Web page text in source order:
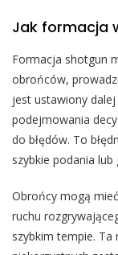
Jak formacja
Formacja shotgun
obrońców,
jest ustawiony
podejmowania
do błędów. To
szybkie podania
Obrońcy mogą
ruchu
szybkim tempie.